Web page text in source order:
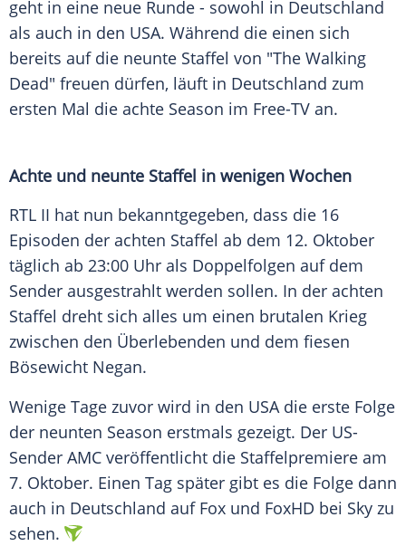
geht in eine neue Runde - sowohl in Deutschland
als auch in den USA. Während die einen sich
bereits auf die neunte Staffel von "The Walking
Dead" freuen dürfen, läuft in Deutschland zum
ersten Mal die achte Season im Free-TV an.
Achte und neunte Staffel in wenigen Wochen
RTL II hat nun bekanntgegeben, dass die 16
Episoden der achten Staffel ab dem 12. Oktober
täglich ab 23:00 Uhr als Doppelfolgen auf dem
Sender ausgestrahlt werden sollen. In der achten
Staffel dreht sich alles um einen brutalen Krieg
zwischen den Überlebenden und dem fiesen
Bösewicht Negan.
Wenige Tage zuvor wird in den USAdie erste Folge
der neunten Season erstmals gezeigt. Der US-
Sender AMC veröffentlicht die Staffelpremiere am
7. Oktober. Einen Tag später gibt es die Folge dann
auch in Deutschland auf Fox und FoxHD bei Sky zu
sehen.